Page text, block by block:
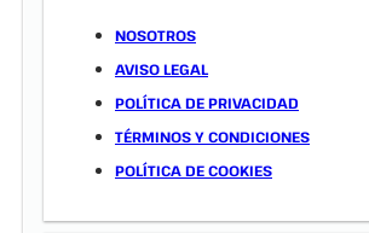
NOSOTROS
AVISO LEGAL
POLÍTICA DE PRIVACIDAD
TÉRMINOS Y CONDICIONES
POLÍTICA DE COOKIES